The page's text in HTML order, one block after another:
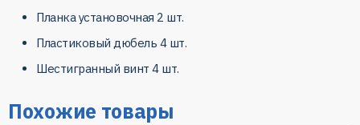
Планка установочная 2 шт.
Пластиковый дюбель 4 шт.
Шестигранный винт 4 шт.
Похожие товары